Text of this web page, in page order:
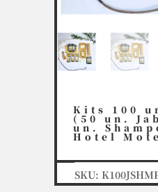
Kits 100
(50 un.
un.
Hotel
SKU: